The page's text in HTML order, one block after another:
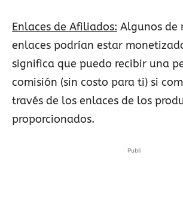
Enlaces de Afiliados: Algunos de
enlaces podrían estar
significa que puedo recibir una
comisión (sin costo para ti) si
través de los enlaces de los
proporcionados.
Publi